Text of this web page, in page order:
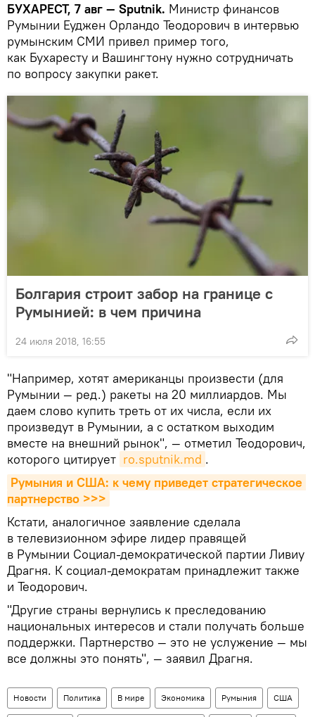
БУХАРЕСТ, 7 авг — Sputnik. Министр финансов
Румынии Еуджен Орландо Теодорович в интервью
румынским СМИ привел пример того,
как Бухаресту и Вашингтону нужно сотрудничать
по вопросу закупки ракет.
Болгария строит забор на границе с
Румынией: в чем причина
24 июля 2018, 16:55
"Например, хотят американцы произвести (для
Румынии — ред.) ракеты на 20 миллиардов. Мы
даем слово купить треть от их числа, если их
произведут в Румынии, а с остатком выходим
вместе на внешний рынок", — отметил Теодорович,
которого цитирует ro.sputnik.md .
Румыния и США: к чему приведет стратегическое
партнерство >>>
Кстати, аналогичное заявление сделала
в телевизионном эфире лидер правящей
в Румынии Социал-демократической партии Ливиу
Драгня. К социал-демократам принадлежит также
и Теодорович.
"Другие страны вернулись к преследованию
национальных интересов и стали получать больше
поддержки. Партнерство — это не услужение — мы
все должны это понять", — заявил Драгня.
Новости Политика В мире Экономика Румыния США